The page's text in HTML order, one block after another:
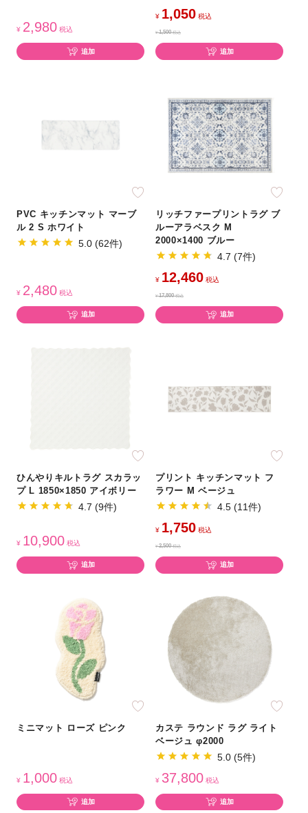
¥ 2,980 税込
追加
¥ 1,050 税込
¥1,500税込
追加
PVC キッチンマット マーブ
ル 2 S ホワイト
5.0 (62件)
¥ 2,480 税込
追加
リッチファープリントラグ ブ
ルーアラベスク M
2000×1400 ブルー
4.7 (7件)
¥ 12,460 税込
¥17,800税込
追加
ひんやりキルトラグ スカラッ
プ L 1850×1850 アイボリー
4.7 (9件)
¥ 10,900 税込
追加
プリント キッチンマット フ
ラワー M ベージュ
4.5 (11件)
¥ 1,750 税込
¥2,500税込
追加
ミニマット ローズ ピンク
¥ 1,000 税込
追加
カステ ラウンド ラグ ライト
ベージュ φ2000
5.0 (5件)
¥ 37,800 税込
追加